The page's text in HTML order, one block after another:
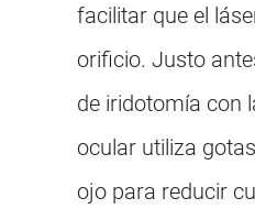
facilitar que el
orificio. Justo
de iridotomía con
ocular utiliza
ojo para reducir